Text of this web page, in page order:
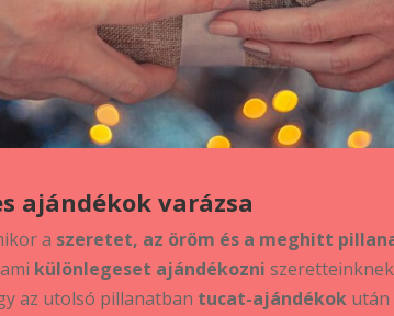
ajándékok varázsa
a szeretet, az öröm és a meghitt
különlegeset ajándékozni
az utolsó pillanatban tucat-ajándékok után